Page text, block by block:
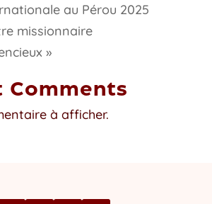
au Pérou 2025
missionnaire
»
Comments
à afficher.